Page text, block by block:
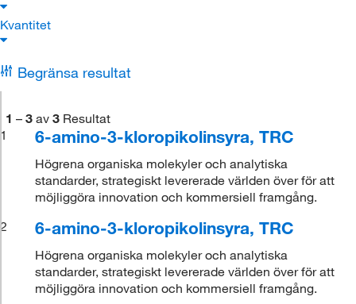
Kvantitet
Begränsa resultat
1 – 3 av 3 Resultat
1
6-amino-3-kloropikolinsyra, TRC
Högrena organiska molekyler och analytiska
standarder, strategiskt levererade världen över för att
möjliggöra innovation och kommersiell framgång.
2
6-amino-3-kloropikolinsyra, TRC
Högrena organiska molekyler och analytiska
standarder, strategiskt levererade världen över för att
möjliggöra innovation och kommersiell framgång.